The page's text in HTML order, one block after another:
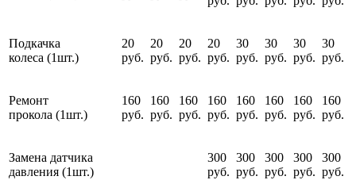
Подкачка
колеса (1шт.)
20
руб.
20
руб.
20
руб.
20
руб.
30
руб.
30
руб.
30
руб.
30
руб.
Ремонт
прокола (1шт.)
160
руб.
160
руб.
160
руб.
160
руб.
160
руб.
160
руб.
160
руб.
160
руб.
Замена датчика
давления (1шт.)
300
руб.
300
руб.
300
руб.
300
руб.
300
руб.